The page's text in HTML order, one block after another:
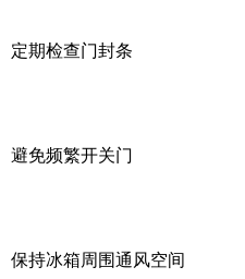
定期检查门封条
避免频繁开关门
保持冰箱周围通风空间